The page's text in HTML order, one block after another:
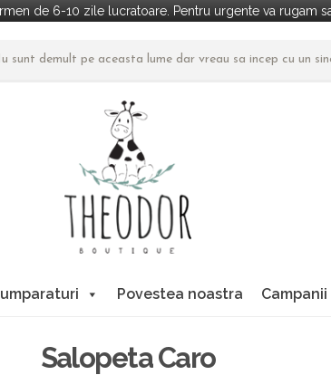
de 6-10 zile lucratoare. Pentru urgente va rugam
sunt demult pe aceasta lume dar vreau sa incep cu un
Povestea noastra Campanii
Salopeta Caro